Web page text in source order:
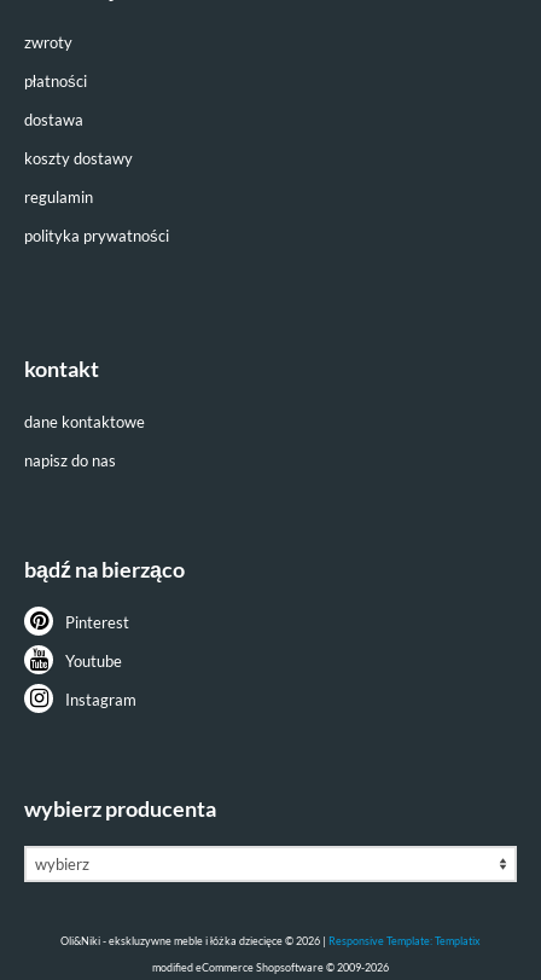
zwroty
płatności
dostawa
koszty dostawy
regulamin
polityka prywatności
kontakt
dane kontaktowe
napisz do nas
bądź na bierząco
Pinterest
Youtube
Instagram
wybierz producenta
Oli&Niki - ekskluzywne meble i łóżka dziecięce © 2026 | Responsive Template: Templatix
modified eCommerce Shopsoftware © 2009-2026